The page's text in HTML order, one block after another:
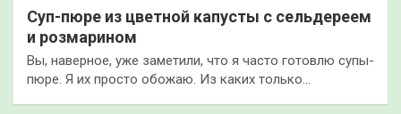
Суп-пюре из цветной капусты с сельдереем
и розмарином
Вы, наверное, уже заметили, что я часто готовлю супы-
пюре. Я их просто обожаю. Из каких только…